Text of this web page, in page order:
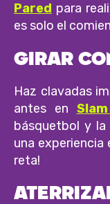
Pared para
es solo el
GIRAR
Haz clavadas
antes en
básquetbol y la
una experiencia
reta!